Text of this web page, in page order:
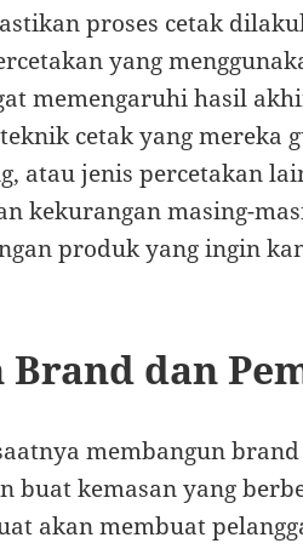
proses cetak
yang
memengaruhi hasil
cetak yang mereka
atau jenis percetakan
kekurangan masing-
produk yang ingin
dan
membangun
buat kemasan yang
akan membuat